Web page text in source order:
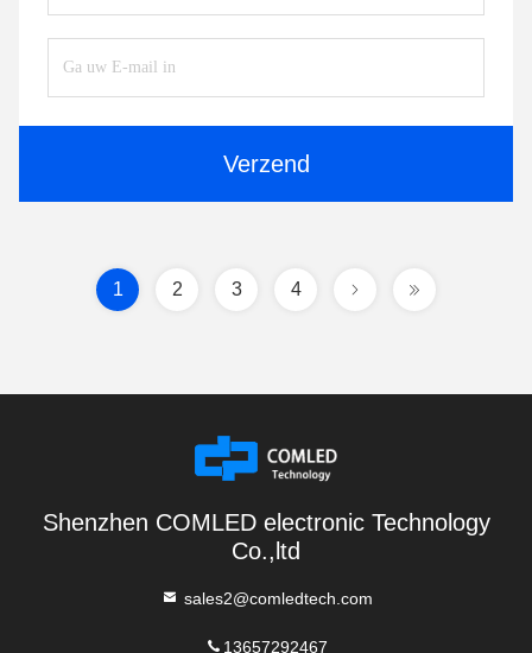
Verzend
1 2 3 4
Shenzhen COMLED electronic Technology
Co.,ltd
sales2@comledtech.com
13657292467